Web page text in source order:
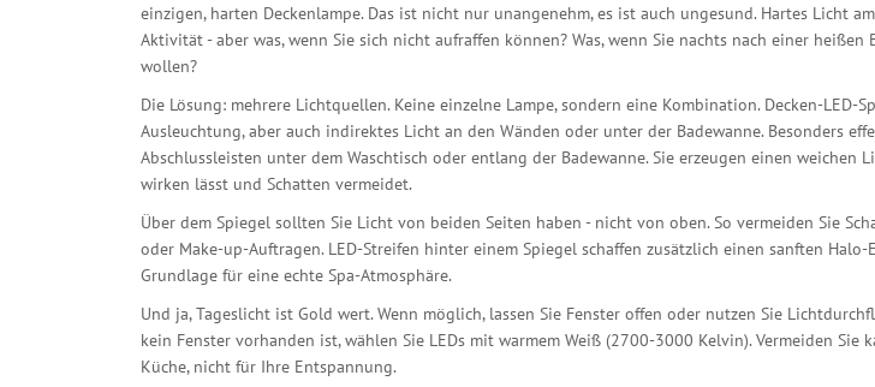
einzigen, harten Deckenlampe. Das ist nicht nur unangenehm, es ist auch ungesund. Hartes Licht
Aktivität - aber was, wenn Sie sich nicht aufraffen können? Was, wenn Sie nachts nach einer heißen
wollen?
Die Lösung: mehrere Lichtquellen. Keine einzelne Lampe, sondern eine Kombination. Decken-LED-
Ausleuchtung, aber auch indirektes Licht an den Wänden oder unter der Badewanne. Besonders
Abschlussleisten unter dem Waschtisch oder entlang der Badewanne. Sie erzeugen einen weichen
wirken lässt und Schatten vermeidet.
Über dem Spiegel sollten Sie Licht von beiden Seiten haben - nicht von oben. So vermeiden Sie
oder Make-up-Auftragen. LED-Streifen hinter einem Spiegel schaffen zusätzlich einen sanften Halo-
Grundlage für eine echte Spa-Atmosphäre.
Und ja, Tageslicht ist Gold wert. Wenn möglich, lassen Sie Fenster offen oder nutzen Sie
kein Fenster vorhanden ist, wählen Sie LEDs mit warmem Weiß (2700-3000 Kelvin). Vermeiden Sie
Küche, nicht für Ihre Entspannung.